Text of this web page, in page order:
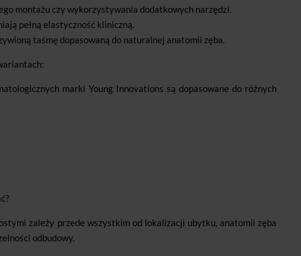
montażu czy wykorzystywania dodatkowych narzędzi.
pełną elastyczność kliniczną.
taśmę dopasowaną do naturalnej anatomii zęba.
marki Young Innovations są dopasowane do różnych
zależy przede wszystkim od lokalizacji ubytku, anatomii zęba
odbudowy.